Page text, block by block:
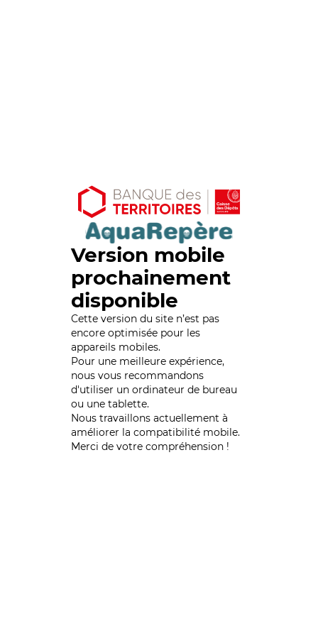
Version mobile
prochainement
disponible
Cette version du site n’est pas
encore optimisée pour les
appareils mobiles.
Pour une meilleure expérience,
nous vous recommandons
d'utiliser un ordinateur de bureau
ou une tablette.
Nous travaillons actuellement à
améliorer la compatibilité mobile.
Merci de votre compréhension !